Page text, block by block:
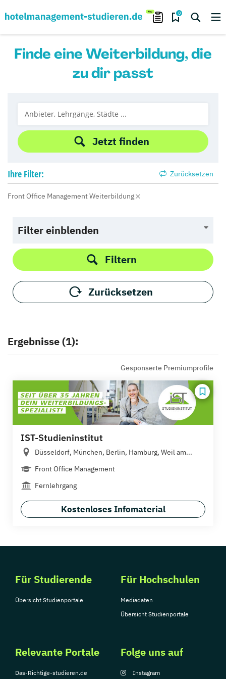
0
Finde eine Weiterbildung, die
zu dir passt
Jetzt finden
Ihre Filter: Zurücksetzen
Front Office Management Weiterbildung
Filter einblenden
Filtern
Zurücksetzen
Ergebnisse (1):
Gesponserte Premiumprofile
IST-Studieninstitut
Düsseldorf, München, Berlin, Hamburg, Weil am...
Front Office Management
Fernlehrgang
Kostenloses Infomaterial
Für Studierende
Übersicht Studienportale
Für Hochschulen
Mediadaten
Übersicht Studienportale
Relevante Portale
Das-Richtige-studieren.de
Folge uns auf
Instagram